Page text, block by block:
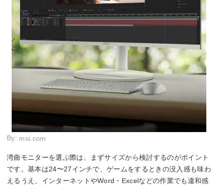
By: msi.com
湾曲モニターを選ぶ際は、まずサイズから検討するのがポイント
です。基本は24〜27インチで、ゲームをするときの没入感も味わ
えるうえ、インターネットやWord・Excelなどの作業でも違和感